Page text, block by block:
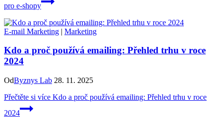
pro e-shopy
E-mail Marketing | Marketing
Kdo a proč používá emailing: Přehled trhu v roce
2024
OdByznys Lab 28. 11. 2025
Přečtěte si více Kdo a proč používá emailing: Přehled trhu v roce
2024